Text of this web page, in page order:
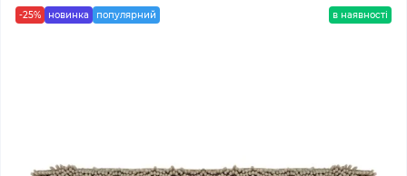
-25% новинка популярний в наявності